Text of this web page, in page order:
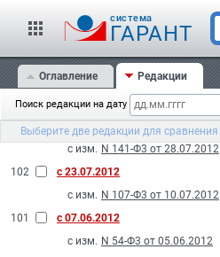
cистема
ГАРАНТ
Оглавление Редакции
Поиск редакции на дату
Выберите две редакции для сравнения
N 121-Ф3 от 20.07.2012
105
с 14.11.2012
с изм. N 190-Ф3 от 12.11.2012
104
с 28.10.2012
с изм. N 172-Ф3 от 16.10.2012
103
с 10.08.2012
с изм. N 141-Ф3 от 28.07.2012
102
с 23.07.2012
с изм. N 107-Ф3 от 10.07.2012
101
с 07.06.2012
с изм. N 54-Ф3 от 05.06.2012